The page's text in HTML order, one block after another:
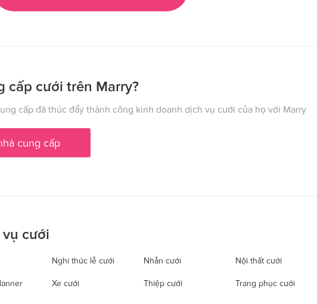
cấp cưới trên Marry?
cấp đã thúc đẩy thành công kinh doanh dịch vụ cưới của họ với Marry
cung cấp
cưới
Nghi thức lễ cưới Nhẫn cưới Nội thất cưới
Xe cưới Thiệp cưới Trang phục cưới